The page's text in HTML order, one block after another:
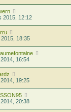
2015, 12:12
18:35
16:54
19:25
20:38